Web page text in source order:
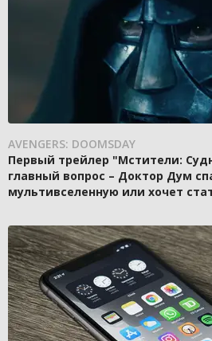
AVENGERS: DOOMSDAY
Первый трейлер "Мстители:
главный вопрос – Доктор Дум
мультивселенную или хочет